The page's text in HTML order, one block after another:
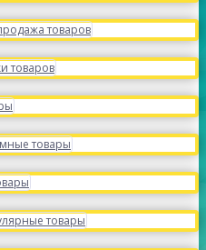
товаров
товаров
товары
товары